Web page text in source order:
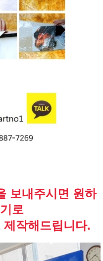
보내주시면 원하
로
작해드립니다.